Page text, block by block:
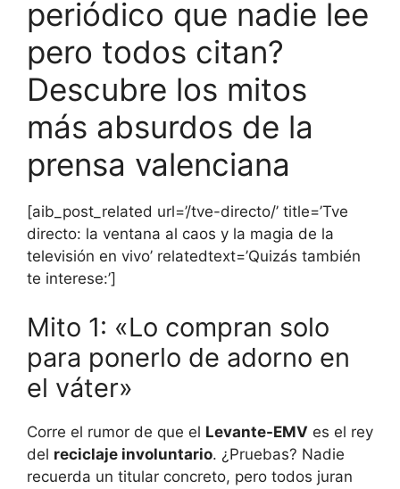
periódico que nadie lee
pero todos citan?
Descubre los mitos
más absurdos de la
prensa valenciana
[aib_post_related url=’/tve-directo/’ title=’Tve
directo: la ventana al caos y la magia de la
televisión en vivo’ relatedtext=’Quizás también
te interese:’]
Mito 1: «Lo compran solo
para ponerlo de adorno en
el váter»
Corre el rumor de que el Levante-EMV es el rey
del reciclaje involuntario. ¿Pruebas? Nadie
recuerda un titular concreto, pero todos juran